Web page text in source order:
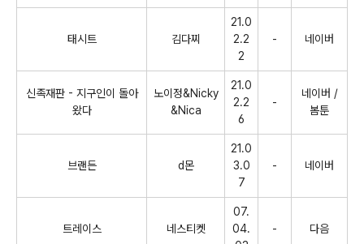
태시트 김다찌
21.0
2.2
2
- 네이버
신족재판 - 지구인이 돌아
왔다
노이정&Nicky
&Nica
21.0
2.2
6
-
네이버 /
봄툰
브랜든 d몬
21.0
3.0
7
- 네이버
트레이스 네스티켓
07.
04.
- 다음